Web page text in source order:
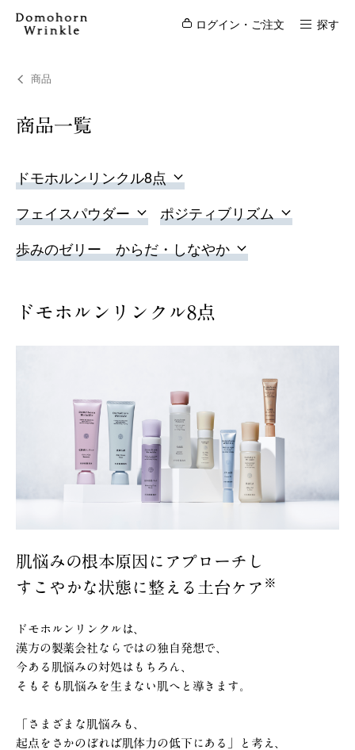
ログイン・ご注文 探す
商品
商品一覧
ドモホルンリンクル8点
フェイスパウダー
ポジティブリズム
歩みのゼリー からだ・しなやか
ドモホルンリンクル8点
肌悩みの根本原因にアプローチし
すこやかな状態に整える土台ケア ※
ドモホルンリンクルは、
漢方の製薬会社ならではの独自発想で、
今ある肌悩みの対処はもちろん、
そもそも肌悩みを生まない肌へと導きます。
「さまざまな肌悩みも、
起点をさかのぼれば肌体力の低下にある」と考え、